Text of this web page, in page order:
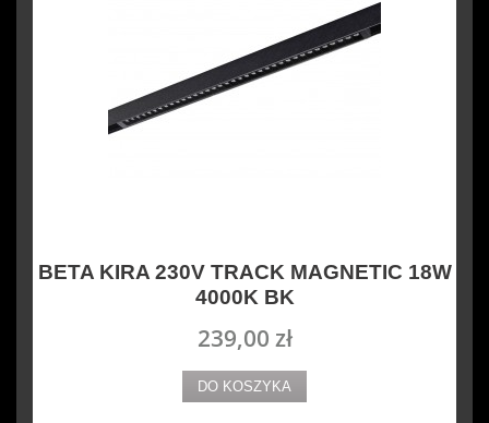
BETA KIRA 230V TRACK MAGNETIC 18W
4000K BK
239,00 zł
DO KOSZYKA